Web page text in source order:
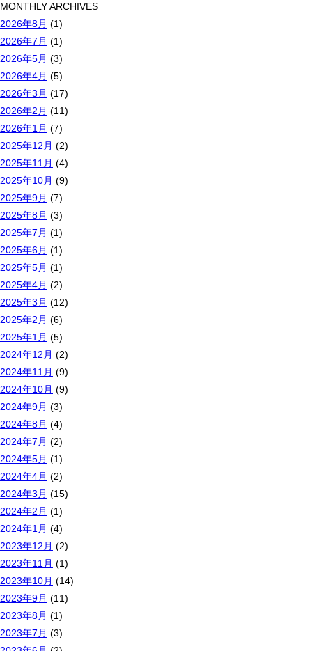
MONTHLY ARCHIVES
2026年8月 (1)
2026年7月 (1)
2026年5月 (3)
2026年4月 (5)
2026年3月 (17)
2026年2月 (11)
2026年1月 (7)
2025年12月 (2)
2025年11月 (4)
2025年10月 (9)
2025年9月 (7)
2025年8月 (3)
2025年7月 (1)
2025年6月 (1)
2025年5月 (1)
2025年4月 (2)
2025年3月 (12)
2025年2月 (6)
2025年1月 (5)
2024年12月 (2)
2024年11月 (9)
2024年10月 (9)
2024年9月 (3)
2024年8月 (4)
2024年7月 (2)
2024年5月 (1)
2024年4月 (2)
2024年3月 (15)
2024年2月 (1)
2024年1月 (4)
2023年12月 (2)
2023年11月 (1)
2023年10月 (14)
2023年9月 (11)
2023年8月 (1)
2023年7月 (3)